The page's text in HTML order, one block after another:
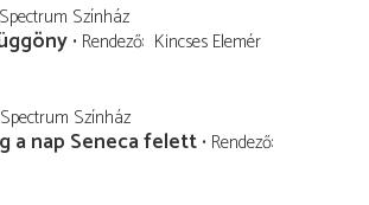
Spectrum Színház
Rendező Kincses Elemér
Spectrum Színház
a nap Seneca felett Rendező